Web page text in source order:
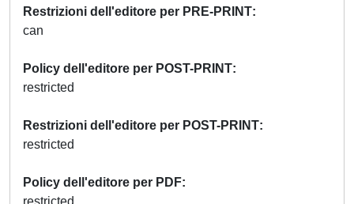
Restrizioni dell'editore per PRE-PRINT
Policy dell'editore per POST-PRINT
Restrizioni dell'editore per POST-PRINT
Policy dell'editore per PDF